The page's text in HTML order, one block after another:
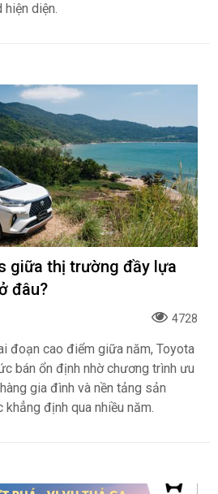
diện.
giữa thị trường đầy lựa
đâu?
4728
đoạn cao điểm giữa năm, Toyota
bán ổn định nhờ chương trình ưu
gia đình và nền tảng sản
định qua nhiều năm.